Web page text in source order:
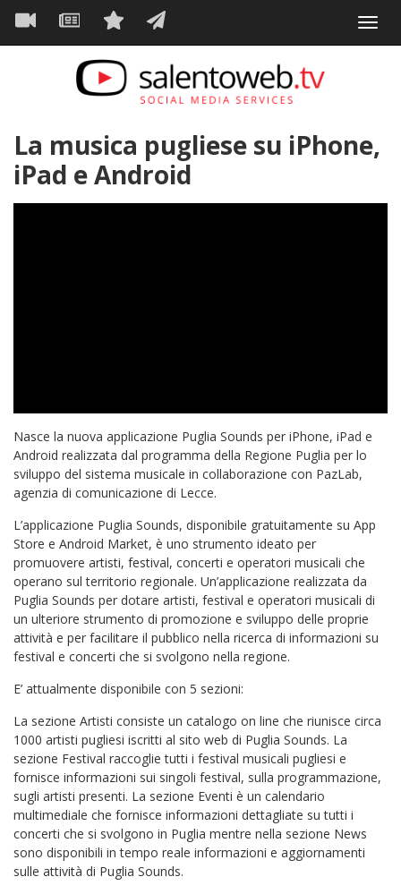
Salta
contenuto
Navigazione
principale
La musica pugliese su iPhone,
iPad e Android
Nasce la nuova applicazione Puglia Sounds per iPhone, iPad e
Android realizzata dal programma della Regione Puglia per lo
sviluppo del sistema musicale in collaborazione con PazLab,
agenzia di comunicazione di Lecce.
L’applicazione Puglia Sounds, disponibile gratuitamente su App
Store e Android Market, è uno strumento ideato per
promuovere artisti, festival, concerti e operatori musicali che
operano sul territorio regionale. Un’applicazione realizzata da
Puglia Sounds per dotare artisti, festival e operatori musicali di
un ulteriore strumento di promozione e sviluppo delle proprie
attività e per facilitare il pubblico nella ricerca di informazioni su
festival e concerti che si svolgono nella regione.
E’ attualmente disponibile con 5 sezioni:
La sezione Artisti consiste un catalogo on line che riunisce circa
1000 artisti pugliesi iscritti al sito web di Puglia Sounds. La
sezione Festival raccoglie tutti i festival musicali pugliesi e
fornisce informazioni sui singoli festival, sulla programmazione,
sugli artisti presenti. La sezione Eventi è un calendario
multimediale che fornisce informazioni dettagliate su tutti i
concerti che si svolgono in Puglia mentre nella sezione News
sono disponibili in tempo reale informazioni e aggiornamenti
sulle attività di Puglia Sounds.